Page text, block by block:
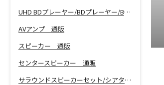
UHD BDプレーヤー/BDプレーヤー/BDレコーダー 通販
AVアンプ 通販
スピーカー 通販
センタースピーカー 通販
サラウンドスピーカーセット/シアターバー 通販